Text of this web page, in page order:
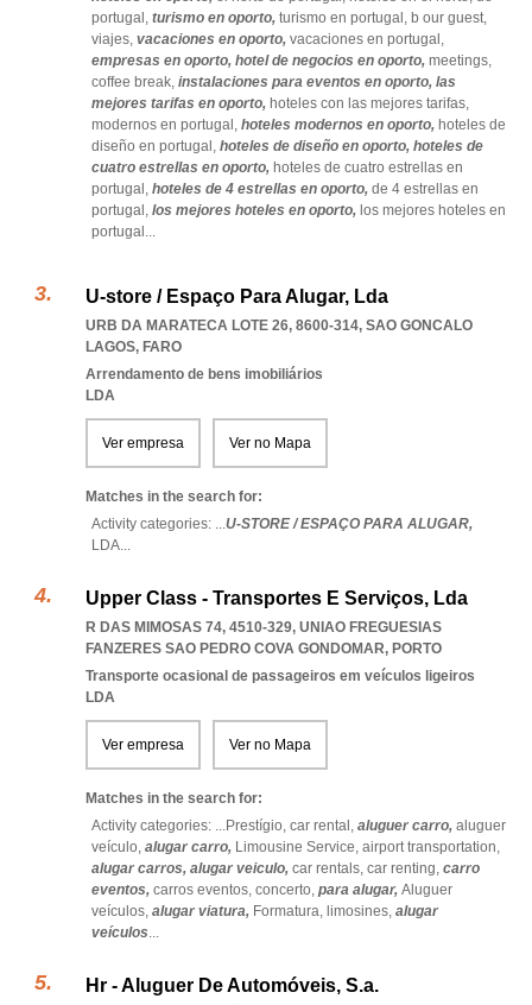
portugal, turismo en oporto, turismo en portugal, b our guest,
viajes, vacaciones en oporto, vacaciones en portugal,
empresas en oporto, hotel de negocios en oporto, meetings,
coffee break, instalaciones para eventos en oporto, las
mejores tarifas en oporto, hoteles con las mejores tarifas,
modernos en portugal, hoteles modernos en oporto, hoteles de
diseño en portugal, hoteles de diseño en oporto, hoteles de
cuatro estrellas en oporto, hoteles de cuatro estrellas en
portugal, hoteles de 4 estrellas en oporto, de 4 estrellas en
portugal, los mejores hoteles en oporto, los mejores hoteles en
portugal ...
U-store / Espaço Para Alugar, Lda
URB DA MARATECA LOTE 26, 8600-314, SAO GONCALO
LAGOS, FARO
Arrendamento de bens imobiliários
LDA
Ver empresa Ver no Mapa
Matches in the search for:
Activity categories: ...U-STORE / ESPAÇO PARA ALUGAR,
LDA...
Upper Class - Transportes E Serviços, Lda
R DAS MIMOSAS 74, 4510-329, UNIAO FREGUESIAS
FANZERES SAO PEDRO COVA GONDOMAR, PORTO
Transporte ocasional de passageiros em veículos ligeiros
LDA
Ver empresa Ver no Mapa
Matches in the search for:
Activity categories: ...Prestígio, car rental, aluguer carro, aluguer
veículo, alugar carro, Limousine Service, airport transportation,
alugar carros, alugar veiculo, car rentals, car renting, carro
eventos, carros eventos, concerto, para alugar, Aluguer
veículos, alugar viatura, Formatura, limosines, alugar
veículos...
Hr - Aluguer De Automóveis, S.a.